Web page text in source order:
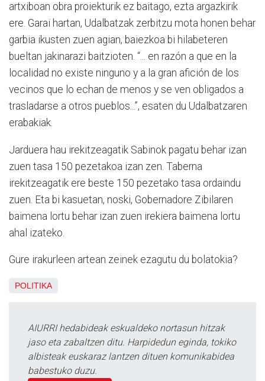
artxiboan obra proiekturik ez baitago, ezta argazkirik
ere. Garai hartan, Udalbatzak zerbitzu mota honen behar
garbia ikusten zuen agian, baiezkoa bi hilabeteren
bueltan jakinarazi baitzioten. “... en razón a que en la
localidad no existe ninguno y a la gran afición de los
vecinos que lo echan de menos y se ven obligados a
trasladarse a otros pueblos...”, esaten du Udalbatzaren
erabakiak.
Jarduera hau irekitzeagatik Sabinok pagatu behar izan
zuen tasa 150 pezetakoa izan zen. Taberna
irekitzeagatik ere beste 150 pezetako tasa ordaindu
zuen. Eta bi kasuetan, noski, Gobernadore Zibilaren
baimena lortu behar izan zuen irekiera baimena lortu
ahal izateko.
Gure irakurleen artean zeinek ezagutu du bolatokia?
POLITIKA
AIURRI hedabideak eskualdeko nortasun hitzak
jaso eta zabaltzen ditu. Harpidedun eginda, tokiko
albisteak euskaraz lantzen dituen komunikabidea
babestuko duzu.